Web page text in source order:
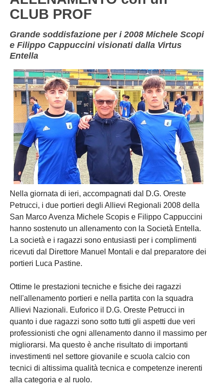
CLUB PROF
Grande soddisfazione per i 2008 Michele Scopi
e Filippo Cappuccini visionati dalla Virtus
Entella
Nella giornata di ieri, accompagnati dal D.G. Oreste
Petrucci, i due portieri degli Allievi Regionali 2008 della
San Marco Avenza Michele Scopis e Filippo Cappuccini
hanno sostenuto un allenamento con la Società Entella.
La società e i ragazzi sono entusiasti per i complimenti
ricevuti dal Direttore Manuel Montali e dal preparatore dei
portieri Luca Pastine.
Ottime le prestazioni tecniche e fisiche dei ragazzi
nell'allenamento portieri e nella partita con la squadra
Allievi Nazionali. Euforico il D.G. Oreste Petrucci in
quanto i due ragazzi sono sotto tutti gli aspetti due veri
professionisti che ogni allenamento danno il massimo per
migliorarsi. Ma questo è anche risultato di importanti
investimenti nel settore giovanile e scuola calcio con
tecnici di altissima qualità tecnica e competenze inerenti
alla categoria e al ruolo.